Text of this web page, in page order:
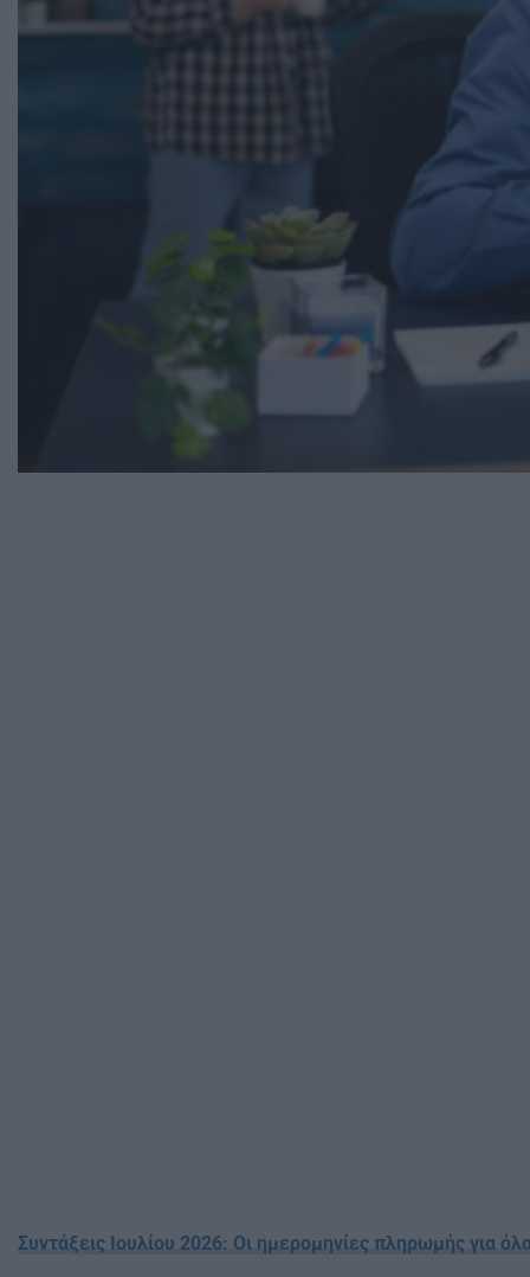
Συντάξεις Ιουλίου 2026: Οι ημερομηνίες πληρωμής για